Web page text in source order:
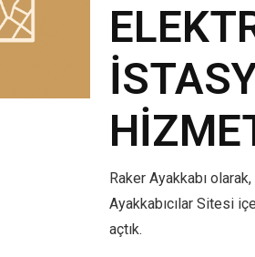
Raker Ayakkabı
Ayakkabıcılar Sitesi
açtık.